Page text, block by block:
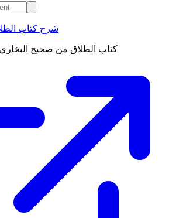
شرح كتاب
كتاب الطلاق من صحيح البخاري